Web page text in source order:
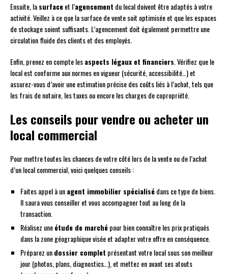
Ensuite, lasurfaceet l’agencement du local doivent être adaptés à votre
activité. Veillez à ce que la surface de vente soit optimisée et que les espaces
de stockage soient suffisants. L’agencement doit également permettre une
circulation fluide des clients et des employés.
Enfin, prenez en compte lesaspects légaux et financiers . Vérifiez que le
local est conforme aux normes en vigueur (sécurité, accessibilité…) et
assurez-vous d’avoir une estimation précise des coûts liés à l’achat, tels que
les frais de notaire, les taxes ou encore les charges de copropriété.
Les conseils pour vendre ou acheter un
local commercial
Pour mettre toutes les chances de votre côté lors de la vente ou de l’achat
d’un local commercial, voici quelques conseils :
Faites appel à unagent immobilier spécialisédans ce type de biens.
Il saura vous conseiller et vous accompagner tout au long de la
transaction.
Réalisez uneétude de marchépour bien connaître les prix pratiqués
dans la zone géographique visée et adapter votre offre en conséquence.
Préparez undossier complet présentant votre local sous son meilleur
jour (photos, plans, diagnostics…), et mettez en avant ses atouts